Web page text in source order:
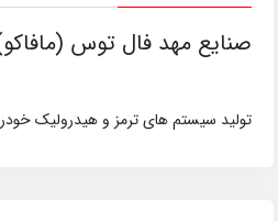
صنایع مهد فال توس
تولید سیستم های ترمز و هیدرولیک